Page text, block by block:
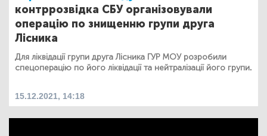
контррозвідка СБУ організовували
операцію по знищенню групи друга
Лісника
Для ліквідації групи друга Лісника ГУР МОУ розробили
спецоперацію по його ліквідації та нейтралізації його групи.
15.12.2021, 14:18